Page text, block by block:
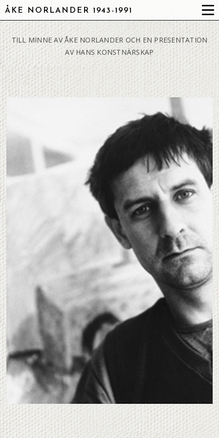
ÅKE NORLANDER 1943-1991
TILL MINNE AV ÅKE NORLANDER OCH EN PRESENTATION
AV HANS KONSTNÄRSKAP